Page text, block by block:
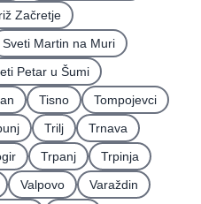
Začretje
Sveti Martin na Muri
Petar u Šumi
Tisno
Tompojevci
Trilj
Trnava
Trpanj
Trpinja
Valpovo
Varaždin